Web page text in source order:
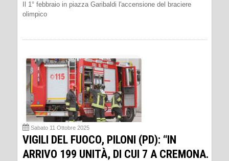
Il 1° febbraio in piazza Garibaldi l'accensione del braciere
olimpico
Sabato 11 Ottobre 2025
VIGILI DEL FUOCO, PILONI (PD): “IN
ARRIVO 199 UNITÀ, DI CUI 7 A CREMONA.